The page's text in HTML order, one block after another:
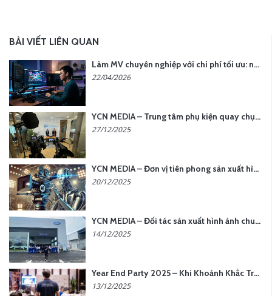
BÀI VIẾT LIÊN QUAN
Làm MV chuyên nghiệp với chi phí tối ưu: nên chọn quay thực tế hay video AI?
22/04/2026
YCN MEDIA – Trung tâm phụ kiện quay chụp tại Hà Nội
27/12/2025
YCN MEDIA – Đơn vị tiên phong sản xuất hình ảnh & âm thanh bằng AI tại Hà Nội
20/12/2025
YCN MEDIA – Đối tác sản xuất hình ảnh chuyên nghiệp cho doanh nghiệp tại Hà Nội
14/12/2025
Year End Party 2025 – Khi Khoảnh Khắc Trở Thành Dấu Ấn | Gói Ưu Đãi Tháng 12 Từ YCN Media
13/12/2025